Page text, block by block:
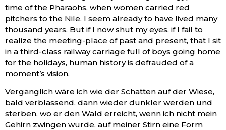
time of the Pharaohs, when women carried red
pitchers to the Nile. I seem already to have lived many
thousand years. But if I now shut my eyes, if I fail to
realize the meeting-place of past and present, that I sit
in a third-class railway carriage full of boys going home
for the holidays, human history is defrauded of a
moment’s vision.
Vergänglich wäre ich wie der Schatten auf der Wiese,
bald verblassend, dann wieder dunkler werden und
sterben, wo er den Wald erreicht, wenn ich nicht mein
Gehirn zwingen würde, auf meiner Stirn eine Form